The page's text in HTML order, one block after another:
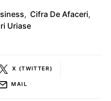
, Cifra De Afaceri,
Uriase
X (TWITTER)
MAIL